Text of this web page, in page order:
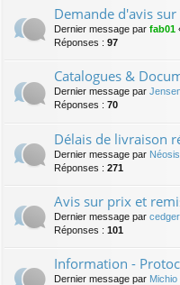
Demande d'avis
Dernier message par fab01
Réponses : 97
Catalogues &
Dernier message par
Réponses : 70
Délais de livraison
Dernier message par Néosis
Réponses : 271
Avis sur prix et
Dernier message par
Réponses : 101
Information -
Dernier message par Michio